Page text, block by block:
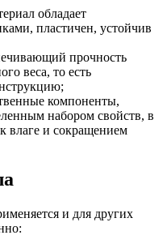
обладает
пластичен, устойчив
прочность
веса, то есть
компоненты,
набором свойств, в
влаге и сокращением
и для других